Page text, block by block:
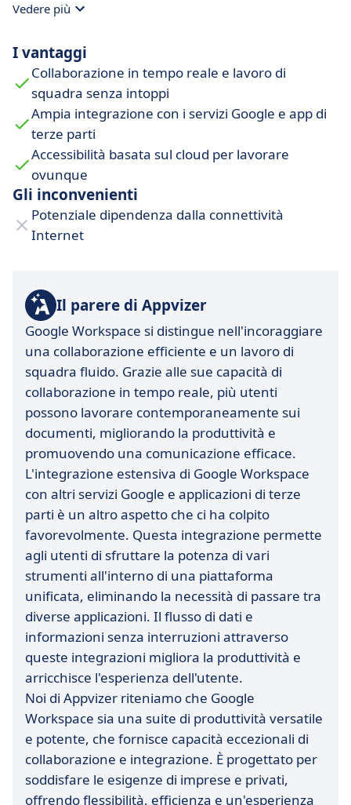
soluzione produttiva
Vedere più
I vantaggi
Collaborazione in tempo reale e lavoro di
squadra senza intoppi
Ampia integrazione con i servizi Google e app di
terze parti
Accessibilità basata sul cloud per lavorare
ovunque
Gli inconvenienti
Potenziale dipendenza dalla connettività
Internet
Il parere di Appvizer
Google Workspace si distingue nell'incoraggiare
una collaborazione efficiente e un lavoro di
squadra fluido. Grazie alle sue capacità di
collaborazione in tempo reale, più utenti
possono lavorare contemporaneamente sui
documenti, migliorando la produttività e
promuovendo una comunicazione efficace.
L'integrazione estensiva di Google Workspace
con altri servizi Google e applicazioni di terze
parti è un altro aspetto che ci ha colpito
favorevolmente. Questa integrazione permette
agli utenti di sfruttare la potenza di vari
strumenti all'interno di una piattaforma
unificata, eliminando la necessità di passare tra
diverse applicazioni. Il flusso di dati e
informazioni senza interruzioni attraverso
queste integrazioni migliora la produttività e
arricchisce l'esperienza dell'utente.
Noi di Appvizer riteniamo che Google
Workspace sia una suite di produttività versatile
e potente, che fornisce capacità eccezionali di
collaborazione e integrazione. È progettato per
soddisfare le esigenze di imprese e privati,
offrendo flessibilità, efficienza e un'esperienza